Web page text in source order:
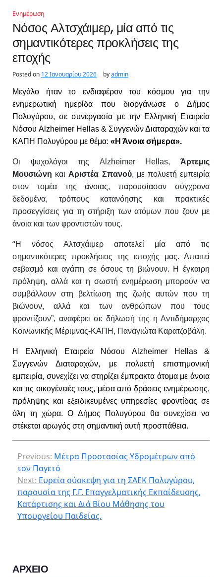
Ενημέρωση
Νόσος Αλτσχάιμερ, μία από τις
σημαντικότερες προκλήσεις της
εποχής
Posted on 12 Ιανουαρίου 2026 byadmin
Μεγάλο ήταν το ενδιαφέρον του κόσμου για την
ενημερωτική ημερίδα που διοργάνωσε ο Δήμος
Πολυγύρου,σε συνεργασία με την Ελληνική Εταιρεία
Νόσου Alzheimer Hellas & Συγγενών Διαταραχών και τα
ΚΑΠΗ Πολυγύρου με θέμα: «Η Άνοια σήμερα».
Οι ψυχολόγοι της Alzheimer Hellas, Άρτεμις
Μουσιώνη και Αριστέα Σπανού, με πολυετή εμπειρία
στον τομέα της άνοιας,παρουσίασαν σύγχρονα
δεδομένα, τρόπους κατανόησης και πρακτικές
προσεγγίσεις για τη στήριξη των ατόμων που ζουν με
άνοια και των φροντιστών τους.
“Η νόσος Αλτσχάιμερ αποτελεί μία από τις
σημαντικότερες προκλήσεις της εποχής μας. Απαιτεί
σεβασμό και αγάπη σε όσους τη βιώνουν. Η έγκαιρη
πρόληψη, αλλά και η σωστή ενημέρωση μπορούν να
συμβάλλουν στη βελτίωση της ζωής αυτών που τη
βιώνουν, αλλά και των ανθρώπων που τους
φροντίζουν”, αναφέρει σε δήλωσή της η Αντιδήμαρχος
Κοινωνικής Μέριμνας-ΚΑΠΗ, Παναγιώτα Καρατζοβάλη.
Η Ελληνική Εταιρεία Νόσου Alzheimer Hellas &
Συγγενών Διαταραχών, με πολυετή επιστημονική
εμπειρία, συνεχίζει να στηρίζει έμπρακτα άτομα με άνοια
και τις οικογένειές τους, μέσα από δράσεις ενημέρωσης,
πρόληψης και εξειδικευμένες υπηρεσίες φροντίδας σε
όλη τη χώρα. Ο Δήμος Πολυγύρου θα συνεχίσει να
στέκεται αρωγός στη σημαντική αυτή προσπάθεια.
Previous: Μέτρα Προστασίας Υδρομέτρων από
τον Παγετό
Next: Ευρεία σύσκεψη για τη ΣΑΕΚ Πολυγύρου,
παρουσία της Γ.Γ. Επαγγελματικής Εκπαίδευσης,
Κατάρτισης και Διά Βίου Μάθησης του
Υπουργείου Παιδείας.
ΑΡΧΕΙΟ